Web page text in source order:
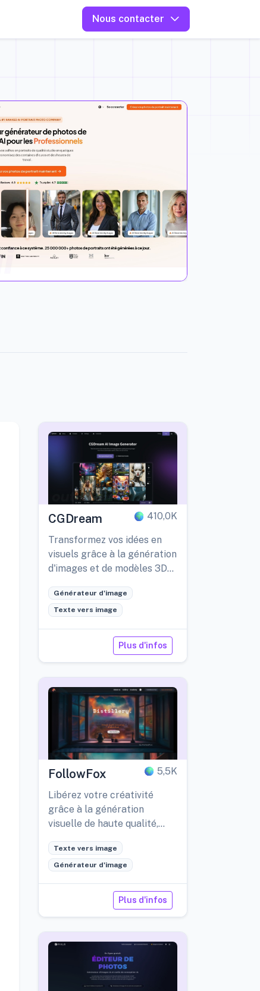
Nous contacter
CGDream 410,0K
Transformez vos idées en
visuels grâce à la génération
d'images et de modèles 3D
Générateur d'image
Texte vers image
Plus d'infos
FollowFox 5,5K
Libérez votre créativité
grâce à la génération
visuelle de haute qualité,
propulsée par l'IA.
Texte vers image
Générateur d'image
Plus d'infos